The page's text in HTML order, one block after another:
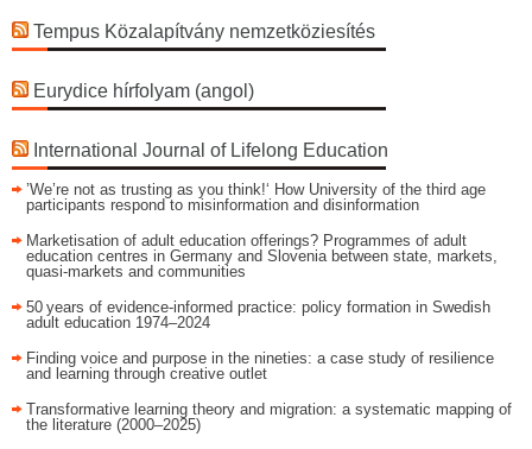
Tempus Közalapítvány nemzetköziesítés
Eurydice hírfolyam (angol)
International Journal of Lifelong Education
’We’re not as trusting as you think!‘ How University of the third age
participants respond to misinformation and disinformation
Marketisation of adult education offerings? Programmes of adult
education centres in Germany and Slovenia between state, markets,
quasi-markets and communities
50 years of evidence‑informed practice: policy formation in Swedish
adult education 1974–2024
Finding voice and purpose in the nineties: a case study of resilience
and learning through creative outlet
Transformative learning theory and migration: a systematic mapping of
the literature (2000–2025)